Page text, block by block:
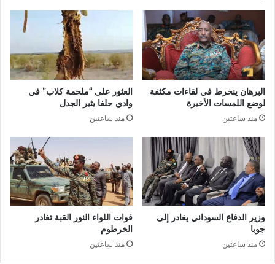
البرهان ينخرط في لقاءات مكثفة
لوضع اللمسات الأخيرة
منذ ساعتين
العثور على “ملحمة كلاب” في
وادي حلفا يثير الجدل
منذ ساعتين
وزير الدفاع السوداني يغادر إلى
جوبا
منذ ساعتين
قوات اللواء النور القبة تغادر
الخرطوم
منذ ساعتين